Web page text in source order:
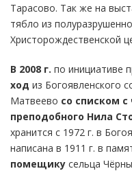
Тарасово. Так же на
тябло из
Христорождественской
В 2008 г. по инициативе
ход из Богоявленского
Матвеево со списком
преподобного Нила
хранится с 1972 г. в
написана в 1911 г. в
помещику сельца